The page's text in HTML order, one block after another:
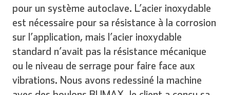
pour un système autoclave. L’acier inoxydable
est nécessaire pour sa résistance à la corrosion
sur l’application, mais l’acier inoxydable
standard n’avait pas la résistance mécanique
ou le niveau de serrage pour faire face aux
vibrations. Nous avons redessiné la machine